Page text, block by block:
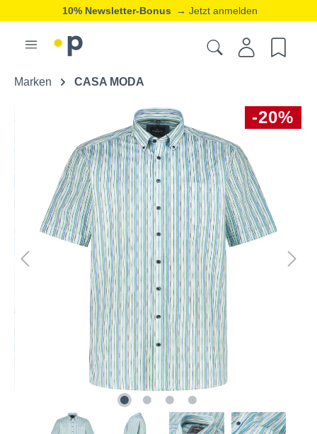
10% Newsletter-Bonus → Jetzt anmelden
Marken CASA MODA
-20%